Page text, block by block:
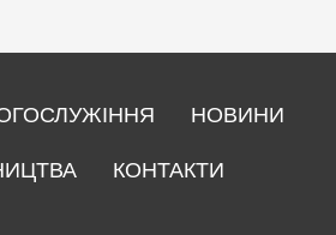
НОВИНИ
КОНТАКТИ